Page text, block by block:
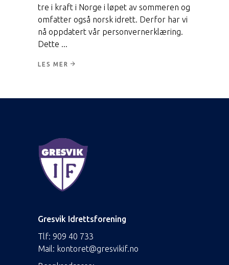
tre i kraft i Norge i løpet av sommeren og
omfatter også norsk idrett. Derfor har vi
nå oppdatert vår personvernerklæring.
Dette
LES MER
Gresvik Idrettsforening
Tlf: 909 40 733
Mail: kontoret@gresvikif.no